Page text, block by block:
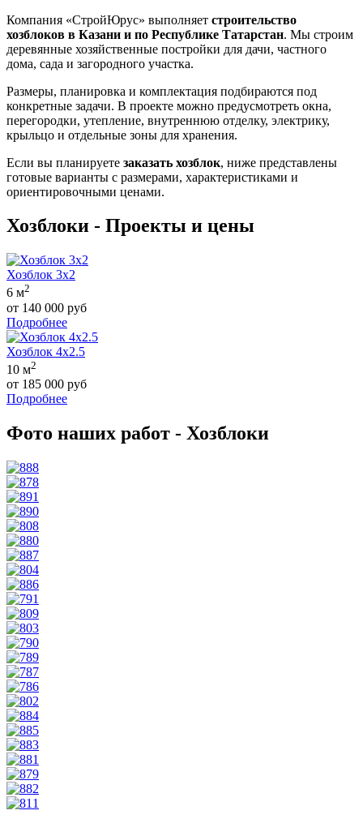
Компания «СтройЮрус» выполняет строительство
хозблоков в Казани и по Республике Татарстан. Мы строим
деревянные хозяйственные постройки для дачи, частного
дома, сада и загородного участка.
Размеры, планировка и комплектация подбираются под
конкретные задачи. В проекте можно предусмотреть окна,
перегородки, утепление, внутреннюю отделку, электрику,
крыльцо и отдельные зоны для хранения.
Если вы планируете заказать хозблок, ниже представлены
готовые варианты с размерами, характеристиками и
ориентировочными ценами.
Хозблоки - Проекты и цены
Хозблок 3x2
6 м2
от 140 000 руб
Подробнее
Хозблок 4x2.5
10 м2
от 185 000 руб
Подробнее
Фото наших работ - Хозблоки